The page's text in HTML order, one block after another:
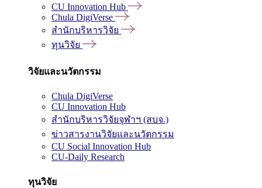
CU Innovation Hub
Chula DigiVerse
สำนักบริหารวิจัย
ทุนวิจัย
วิจัยและนวัตกรรม
Chula DigiVerse
CU Innovation Hub
สำนักบริหารวิจัยจุฬาฯ (สบจ.)
ข่าวสารงานวิจัยและนวัตกรรม
CU Social Innovation Hub
CU-Daily Research
ทุนวิจัย